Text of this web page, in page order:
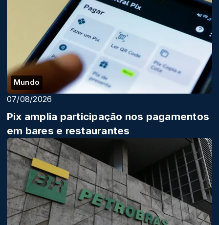
Mundo
07/08/2026
Pix amplia participação nos pagamentos
em bares e restaurantes